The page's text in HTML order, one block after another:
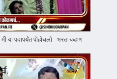
पदापर्यंत पोहोचलो - भरत चव्हाण